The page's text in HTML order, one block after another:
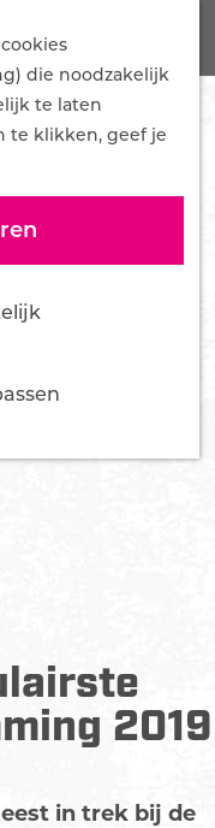
die noodzakelijk
te laten
te klikken, geef je
Ede
2019
in trek bij de